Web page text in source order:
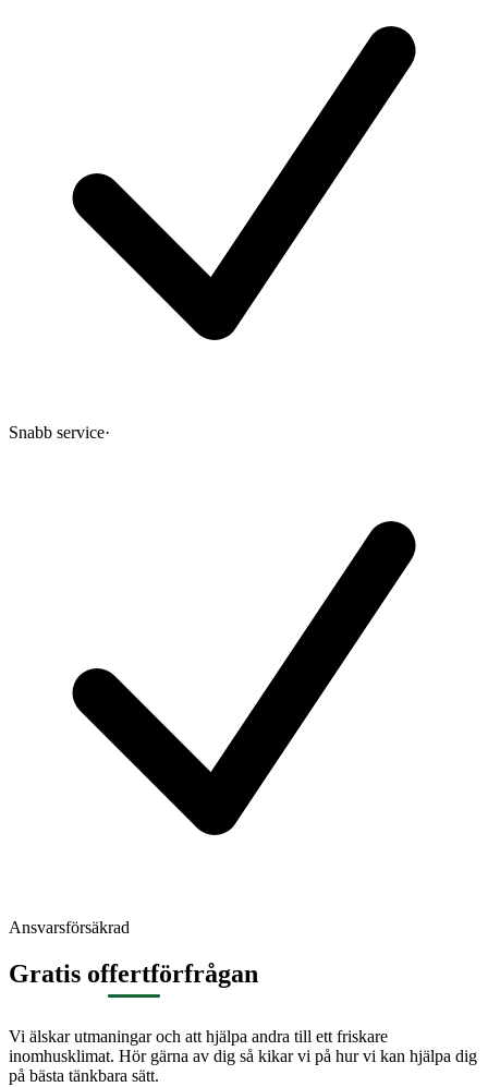
Snabb service·
Ansvarsförsäkrad
Gratis offertförfrågan
Vi älskar utmaningar och att hjälpa andra till ett friskare
inomhusklimat. Hör gärna av dig så kikar vi på hur vi kan hjälpa dig
på bästa tänkbara sätt.